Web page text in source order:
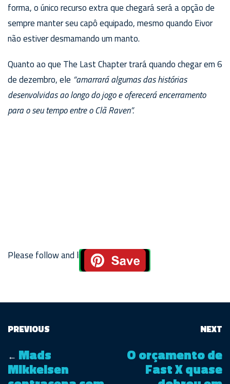
forma, o único recurso extra que chegará será a opção de
sempre manter seu capô equipado, mesmo quando Eivor
não estiver desmamando um manto.
Quanto ao que The Last Chapter trará quando chegar em 6
de dezembro, ele “amarrará algumas das histórias
desenvolvidas ao longo do jogo e oferecerá encerramento
para o seu tempo entre o Clã Raven”.
Please follow and like us:
PREVIOUS
← Mads
Mikkelsen
NEXT
O orçamento de
Fast X quase